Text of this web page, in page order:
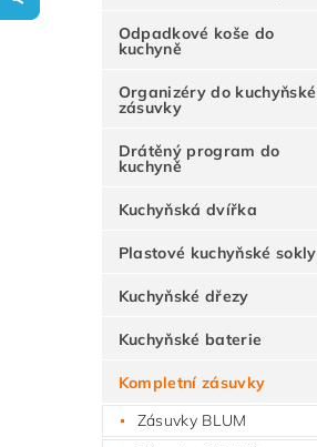
Odpadkové koše do
kuchyně
Organizéry do kuchyňské
zásuvky
Drátěný program do
kuchyně
Kuchyňská dvířka
Plastové kuchyňské sokly
Kuchyňské dřezy
Kuchyňské baterie
Kompletní zásuvky
Zásuvky BLUM